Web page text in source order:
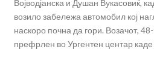
Војводјанска и Душан Вукасовиќ,
возило забележа автомобил кој
наскоро почна да гори. Возачот,
префрлен во Ургентен центар